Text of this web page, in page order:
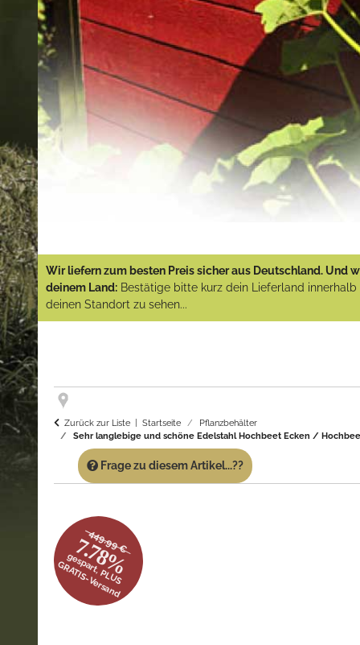
Wir liefern zum besten Preis sicher aus Deutschland. Und
deinem Land: Bestätige bitte kurz dein Lieferland
deinen Standort zu sehen...
Zurück zur Liste Startseite
Pflanzbehälter
Sehr langlebige und schöne Edelstahl Hochbeet Ecken /
Frage zu diesem Artikel...??
449.99 €
7.78%
gespart, PLUS
GRATIS-Versand